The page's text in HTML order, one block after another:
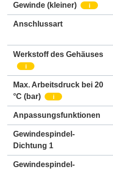
Gewinde (kleiner) i
Anschlussart
Werkstoff des Gehäuses
i
Max. Arbeitsdruck bei 20
°C (bar)
i
Anpassungsfunktionen
Gewindespindel-
Dichtung 1
Gewindespindel-